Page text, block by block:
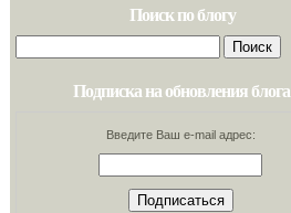
Поиск по блогу
Найти:
Подписка на обновления блога
Введите Ваш e-mail адрес: